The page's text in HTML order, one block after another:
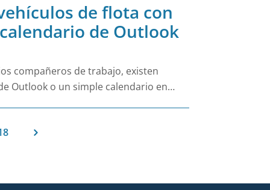
de flota con
de Outlook
compañeros de trabajo, existen
Outlook o un simple calendario en
o escribir un correo
encontrado un sistema para sí misma